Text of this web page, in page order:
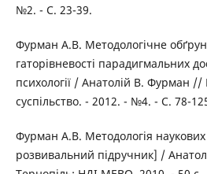
№2. - C. 23-39.
Фурман A.B. Методологічне
гаторівневості парадигмальних
психології / Анатолій В. Фурман //
суспільство. - 2012. - №4. - C. 78-
Фурман A.B. Методологія
розвивальний підручник] /